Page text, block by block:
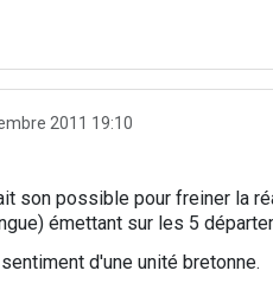
2011 19:10
son possible pour freiner la
émettant sur les 5
d'une unité bretonne.